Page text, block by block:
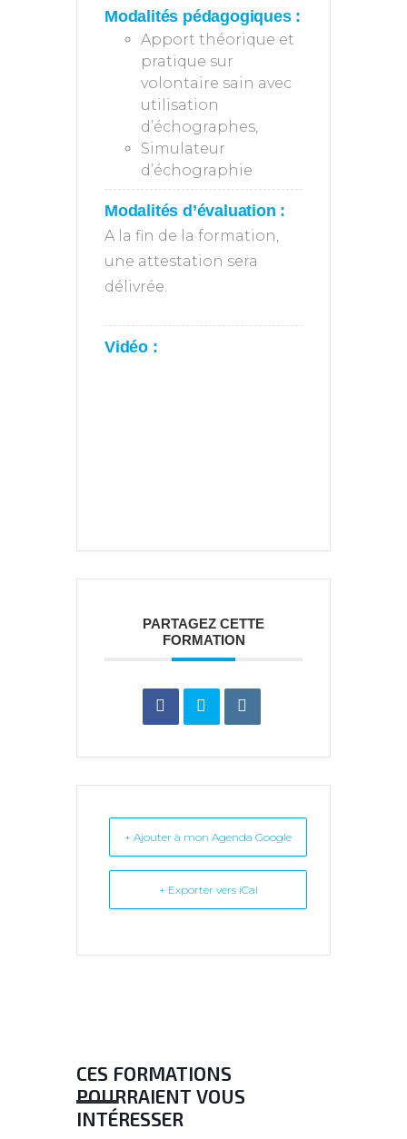
Modalités pédagogiques :
Apport théorique et
pratique sur
volontaire sain avec
utilisation
d’échographes,
Simulateur
d’échographie
Modalités d’évaluation :
A la fin de la formation,
une attestation sera
délivrée.
Vidéo :
PARTAGEZ CETTE
FORMATION
+ Ajouter à mon Agenda Google
+ Exporter vers iCal
CES FORMATIONS
POURRAIENT VOUS
INTÉRESSER